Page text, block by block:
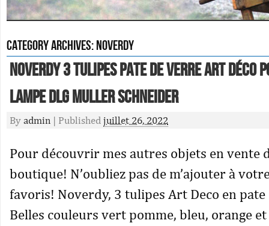
Category Archives:noverdy
Noverdy 3 tulipes pate de verre Art déco
lampe dlg Muller Schneider
By admin | Published juillet 26, 2022
Pour découvrir mes autres objets en vente
boutique! N’oubliez pas de m’ajouter à
favoris! Noverdy, 3 tulipes Art Deco en
Belles couleurs vert pomme, bleu, orange